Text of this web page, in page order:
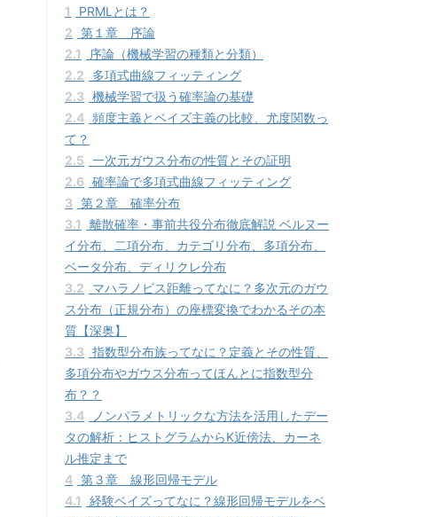
1
PRMLとは？
2 第１章 序論
2.1
序論（機械学習の種類と分類）
2.2
多項式曲線フィッティング
2.3 機械学習で扱う確率論の基礎
2.4 頻度主義とベイズ主義の比較、尤度関数っ
て？
2.5 一次元ガウス分布の性質とその証明
2.6 確率論で多項式曲線フィッティング
3 第２章 確率分布
3.1
離散確率・事前共役分布徹底解説 ベルヌー
イ分布、二項分布、カテゴリ分布、多項分布、
ベータ分布、ディリクレ分布
3.2
マハラノビス距離ってなに？多次元のガウ
ス分布（正規分布）の座標変換でわかるその本
質【深奥】
3.3 指数型分布族ってなに？定義とその性質、
多項分布やガウス分布ってほんとに指数型分
布？？
3.4
ノンパラメトリックな方法を活用したデー
タの解析：ヒストグラムからK近傍法、カーネ
ル推定まで
4 第３章 線形回帰モデル
4.1
経験ベイズってなに？線形回帰モデルをベ